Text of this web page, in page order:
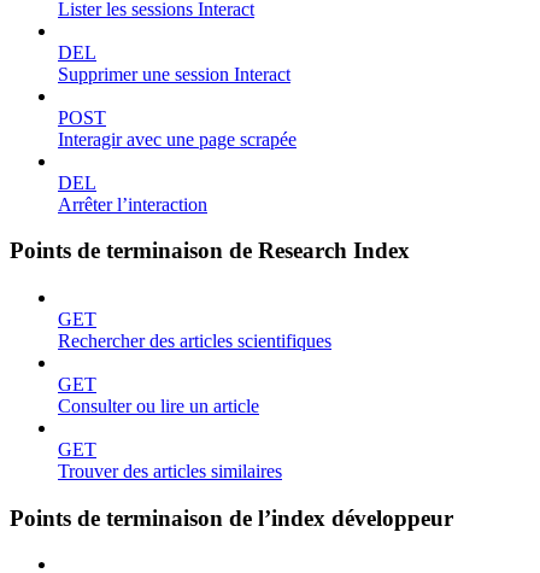
Lister les sessions Interact
DEL
Supprimer une session Interact
POST
Interagir avec une page scrapée
DEL
Arrêter l’interaction
Points de terminaison de Research Index
GET
Rechercher des articles scientifiques
GET
Consulter ou lire un article
GET
Trouver des articles similaires
Points de terminaison de l’index développeur